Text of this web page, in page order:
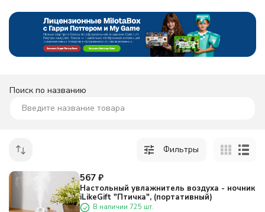
Поиск по названию
Фильтры
567 ₽
Настольный увлажнитель воздуха - ночник
iLikeGift "Птичка", (портативный)
В наличии 725 шт.